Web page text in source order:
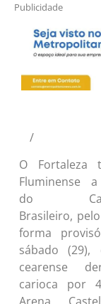
Publicidade
/
O Fortaleza
Fluminense
do
Brasileiro,
forma
sábado (29),
cearense
carioca por